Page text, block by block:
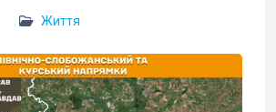
Життя